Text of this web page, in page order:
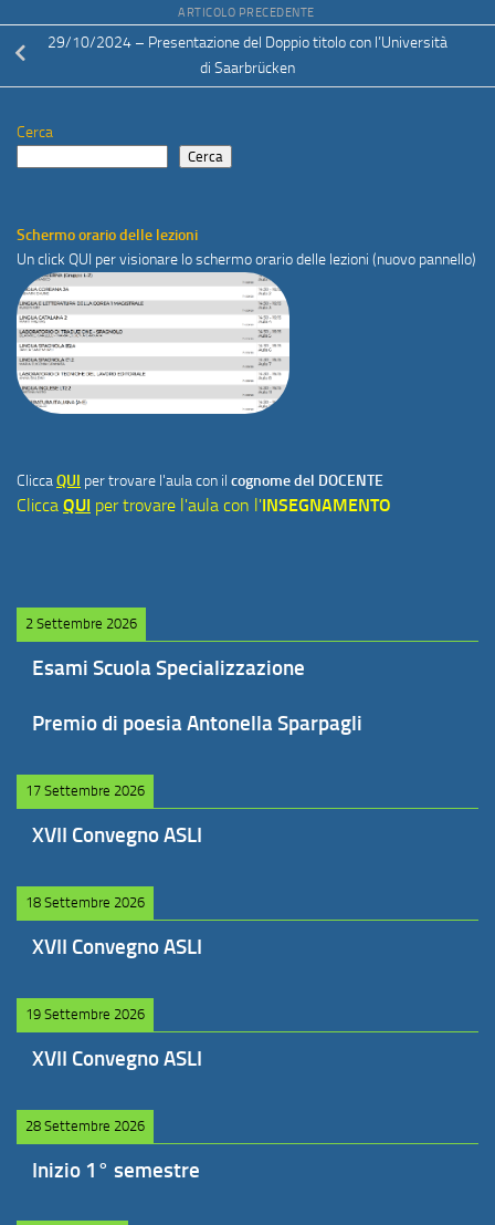
ARTICOLO PRECEDENTE
29/10/2024 – Presentazione del Doppio titolo con l’Università
di Saarbrücken
Cerca
Cerca
Schermo orario delle lezioni
Un click QUI per visionare lo schermo orario delle lezioni (nuovo pannello)
CliccaQUI per trovare l'aula con il cognome del DOCENTE
Clicca QUI per trovare l'aula con l'INSEGNAMENTO
2 Settembre 2026
Esami Scuola Specializzazione
Premio di poesia Antonella Sparpagli
17 Settembre 2026
XVII Convegno ASLI
18 Settembre 2026
XVII Convegno ASLI
19 Settembre 2026
XVII Convegno ASLI
28 Settembre 2026
Inizio 1° semestre